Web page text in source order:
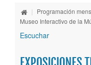
Espacios culturales
| Programación
Museo Interactivo de la
Escuchar